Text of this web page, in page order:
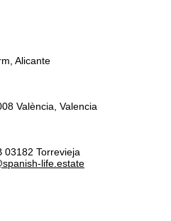
Alicante
València, Valencia
03182 Torrevieja
life.estate